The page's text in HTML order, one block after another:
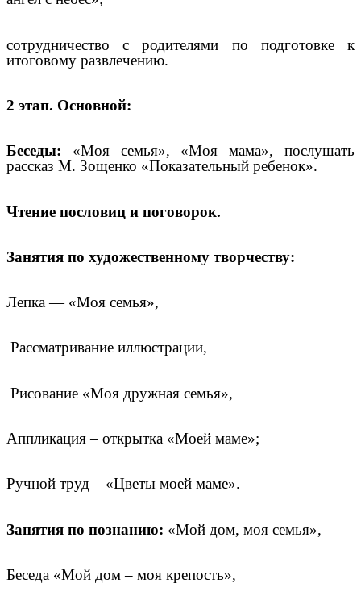
сотрудничество с родителями по подготовке к
итоговому развлечению.
2 этап. Основной:
Беседы: «Моя семья», «Моя мама», послушать
рассказ М. Зощенко «Показательный ребенок».
Чтение пословиц и поговорок.
Занятия по художественному творчеству:
Лепка — «Моя семья»,
Рассматривание иллюстрации,
Рисование «Моя дружная семья»,
Аппликация – открытка «Моей маме»;
Ручной труд – «Цветы моей маме».
Занятия по познанию: «Мой дом, моя семья»,
Беседа «Мой дом – моя крепость»,